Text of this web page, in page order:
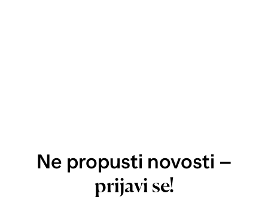
Ne propusti novosti –
prijavi se!